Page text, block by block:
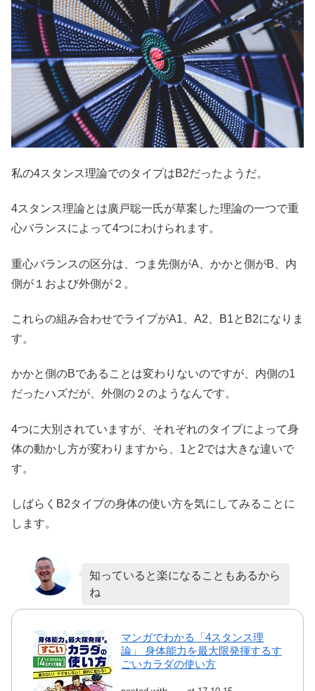
私の4スタンス理論でのタイプはB2だったようだ。
4スタンス理論とは廣戸聡一氏が草案した理論の一つで重
心バランスによって4つにわけられます。
重心バランスの区分は、つま先側がA、かかと側がB、内
側が１および外側が２。
これらの組み合わせでライプがA1、A2、B1とB2になりま
す。
かかと側のBであることは変わりないのですが、内側の1
だったハズだが、外側の２のようなんです。
4つに大別されていますが、それぞれのタイプによって身
体の動かし方が変わりますから、1と2では大きな違いで
す。
しばらくB2タイプの身体の使い方を気にしてみることに
します。
知っていると楽になることもあるから
ね
マンガでわかる「4スタンス理
論」 身体能力を最大限発揮するす
ごいカラダの使い方